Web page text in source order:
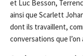
et Luc Besson,
ainsi que Scarlett
dont ils travaillent,
conversations que l’on